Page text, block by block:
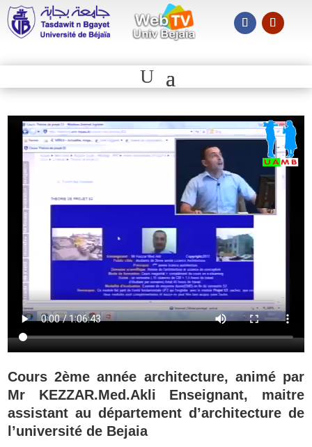
Cours 2ème année architecture, animé par
Mr KEZZAR.Med.Akli Enseignant, maitre
assistant au département d’architecture de
l’université de Bejaia